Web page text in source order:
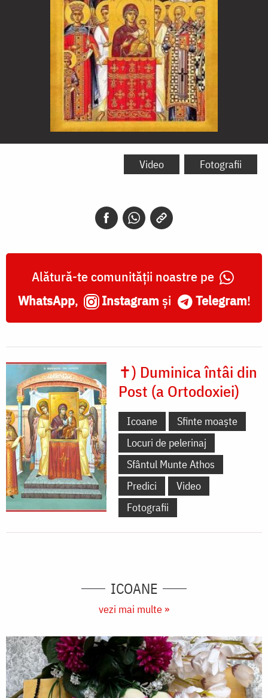
Duminica
Video Fotografii
Alătură-te comunității noastre pe
WhatsApp, Instagram și Telegram!
✝) Duminica întâi din
Post (a Ortodoxiei)
Icoane
Sfinte moaște
Locuri de pelerinaj
Sfântul Munte Athos
Predici
Video
Fotografii
ICOANE
vezi mai multe »